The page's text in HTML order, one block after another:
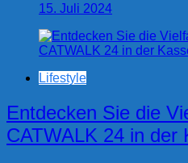
15. Juli 2024
Lifestyle
Entdecken Sie die
CATWALK 24 in der